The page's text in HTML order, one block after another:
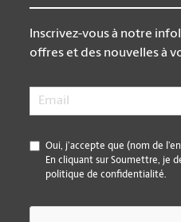
Inscrivez-vous à notre
offres et des nouvelles à
Email
*
Oui, j’accepte que (nom de
En cliquant sur Soumettre, je
politique de confidentialité.